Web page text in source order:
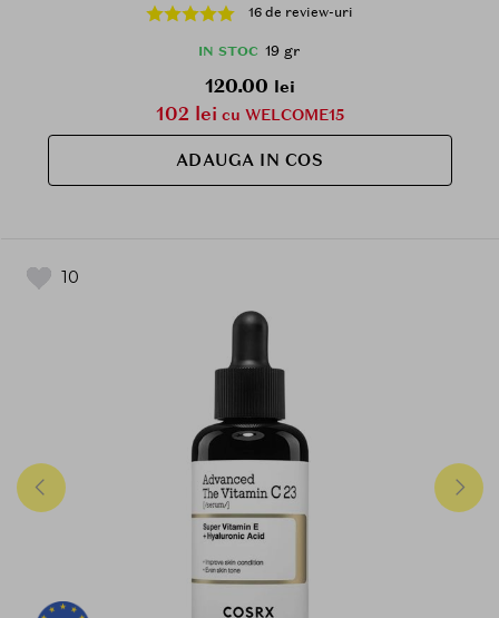
mentinerea confortului pielii
16 de review-uri
IN STOC 19 gr
120.00 lei
102 lei cu WELCOME15
ADAUGA IN COS
10